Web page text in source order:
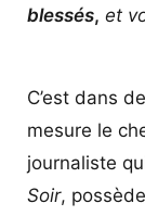
blessés, et
C’est dans
mesure le
journaliste
Soir,